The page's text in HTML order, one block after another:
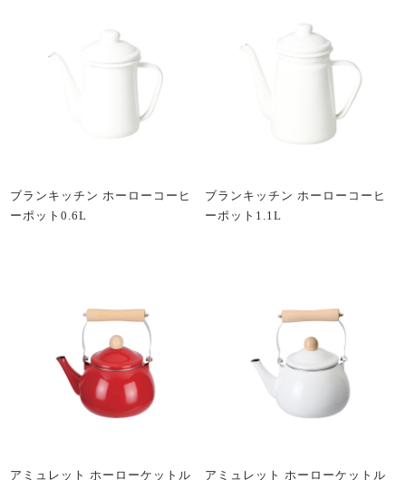
ブランキッチン ホーローコーヒ
ーポット0.6L
ブランキッチン ホーローコーヒ
ーポット1.1L
アミュレット ホーローケットル
アミュレット ホーローケットル